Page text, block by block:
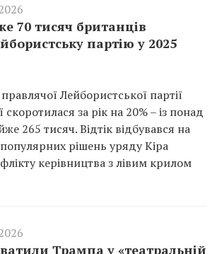
70 тисяч британців
партію у 2025
правлячої Лейбористської партії
скоротилася за рік на 20% – із понад
265 тисяч. Відтік відбувався на
рішень уряду Кіра
керівництва з лівим крилом
Трампа у «театральній